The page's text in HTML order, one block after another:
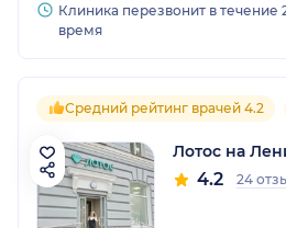
Клиника перезвонит в течение
время
Средний рейтинг врачей 4.2
Лотос на
4.2 24